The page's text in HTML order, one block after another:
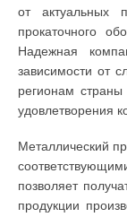
от актуальных
прокаточного
Надежная
зависимости от
регионам
удовлетворения
Металлический
позволяет
продукции